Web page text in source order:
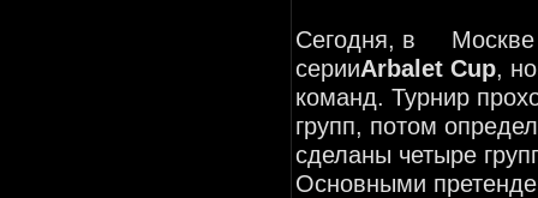
Сегодня, в
серииArbalet Cup,
команд. Турнир
групп, потом
сделаны четыре
Основными